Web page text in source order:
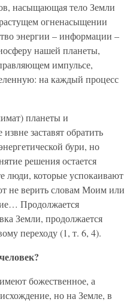
насыщающая тело Земли
огненасыщении
энергии – информации –
нашей планеты,
импульсе,
на каждый процесс
планеты и
заставят обратить
бури, но
решения остается
люди, которые успокаивают
не верить словам Моим или
Продолжается
Земли, продолжается
переходу (1, т. 6, 4).
божественное, а
но на Земле, в